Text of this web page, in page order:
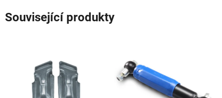
Související produkty